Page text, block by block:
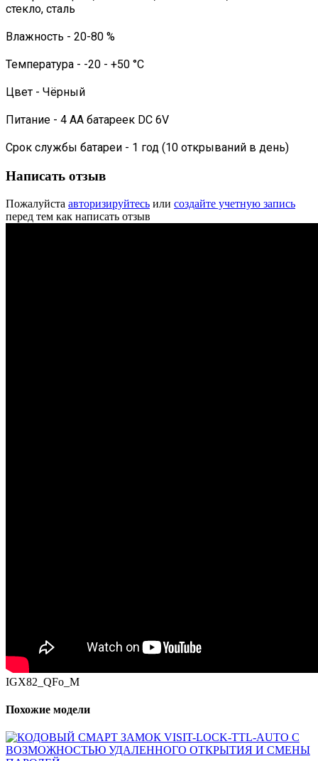
стекло, сталь
Влажность - 20-80 %
Температура - -20 - +50 °C
Цвет - Чёрный
Питание - 4 АА батареек DC 6V
Срок службы батареи - 1 год (10 открываний в день)
Написать отзыв
Пожалуйста авторизируйтесь или создайте учетную запись
перед тем как написать отзыв
IGX82_QFo_M
Похожие модели